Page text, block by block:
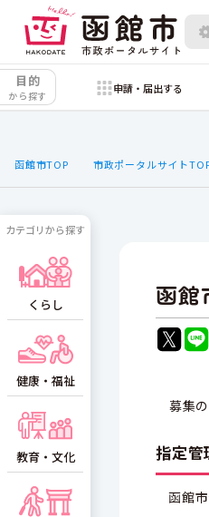
目的
から探す
申請・届出する
函館市TOP 市政ポータルサイト
函館
募集の
指定管
函館
カテゴリから探す
くらし
健康・福祉
教育・文化